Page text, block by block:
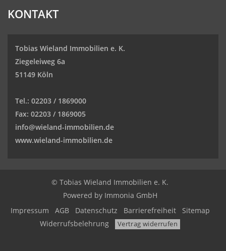
KONTAKT
Tobias Wieland Immobilien e. K.
Ziegeleiweg 6a
51149 Köln
Tel.: 02203 / 1869000
Fax: 02203 / 1869005
info@wieland-immobilien.de
www.wieland-immobilien.de
© Tobias Wieland Immobilien e. K.
Powered by Immonia GmbH
Impressum
AGB Datenschutz Barrierefreiheit
Sitemap
Widerrufsbelehrung
Vertrag widerrufen